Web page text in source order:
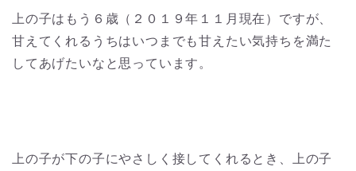
上の子はもう６歳（２０１９年１１月現在）ですが、
甘えてくれるうちはいつまでも甘えたい気持ちを満た
してあげたいなと思っています。
上の子が下の子にやさしく接してくれるとき、上の子